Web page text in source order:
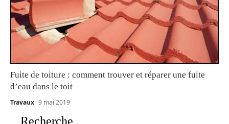
Fuite de toiture : comment trouver et réparer une fuite
d’eau dans le toit
Travaux 9 mai 2019
Recherche